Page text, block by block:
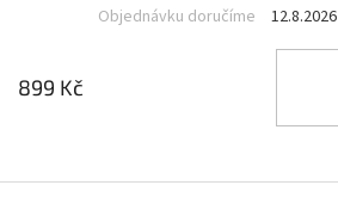
Objednávku doručíme
12.8.2026
899 Kč